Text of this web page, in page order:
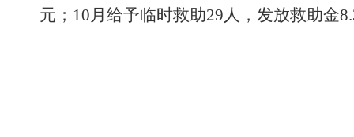
元；10月给予临时救助29人，发放救助金